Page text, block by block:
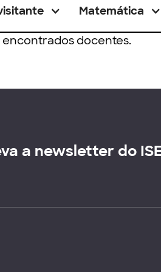
Matemática
encontrados docentes.
a newsletter do